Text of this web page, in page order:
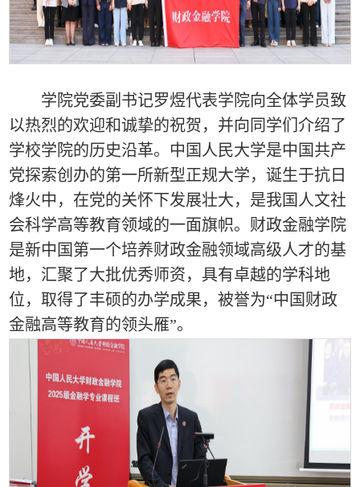
学院党委副书记罗煜代表学院向全体学员致
以热烈的欢迎和诚挚的祝贺，并向同学们介绍了
学校学院的历史沿革。中国人民大学是中国共产
党探索创办的第一所新型正规大学，诞生于抗日
烽火中，在党的关怀下发展壮大，是我国人文社
会科学高等教育领域的一面旗帜。财政金融学院
是新中国第一个培养财政金融领域高级人才的基
地，汇聚了大批优秀师资，具有卓越的学科地
位，取得了丰硕的办学成果，被誉为“中国财政
金融高等教育的领头雁”。